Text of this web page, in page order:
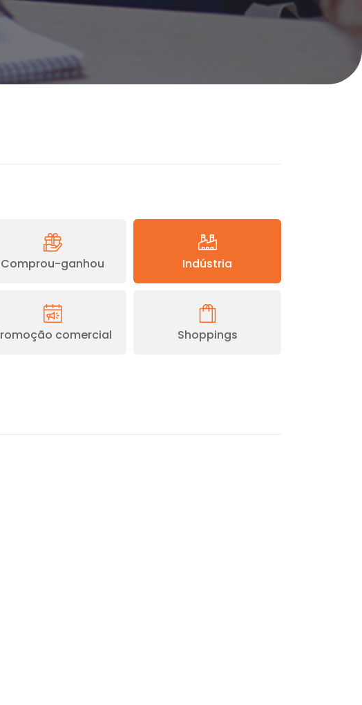
Comprou-ganhou Indústria
comercial Shoppings